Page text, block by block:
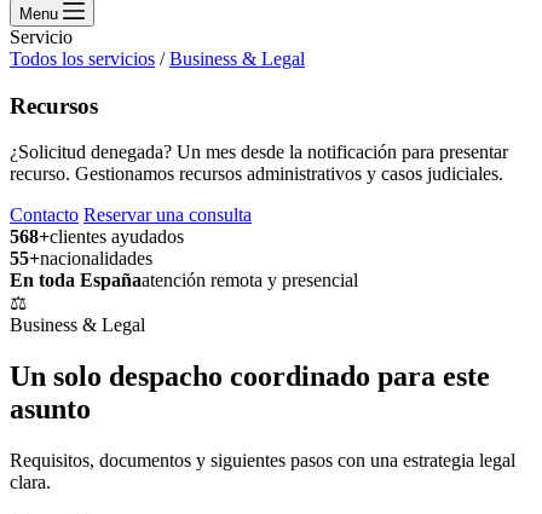
Menu
Servicio
Todos los servicios / Business & Legal
Recursos
¿Solicitud denegada? Un mes desde la notificación para presentar
recurso. Gestionamos recursos administrativos y casos judiciales.
Contacto Reservar una consulta
568+clientes ayudados
55+nacionalidades
En toda Españaatención remota y presencial
⚖️
Business & Legal
Un solo despacho coordinado para este
asunto
Requisitos, documentos y siguientes pasos con una estrategia legal
clara.